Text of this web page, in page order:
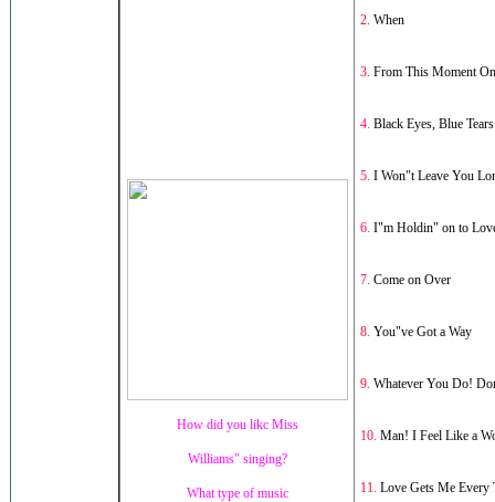
How did you likc Miss
Williams" singing?
What type of music
2. When
3. From This Moment On
4. Black Eyes, Blue Tears
5. I Won"t Leave You
6. I"m Holdin" on to
7. Come on Over
8. You"ve Got a Way
9. Whatever You Do!
10. Man! I Feel Like a
11. Love Gets Me Every